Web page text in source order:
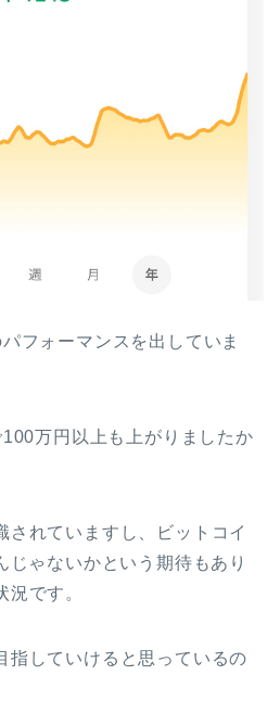
フォーマンスを出していま
万円以上も上がりましたか
されていますし、ビットコイ
じゃないかという期待もあり
です。
指していけると思っているの